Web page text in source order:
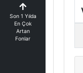
Son 1 Yılda
En Çok
Artan
Fonlar